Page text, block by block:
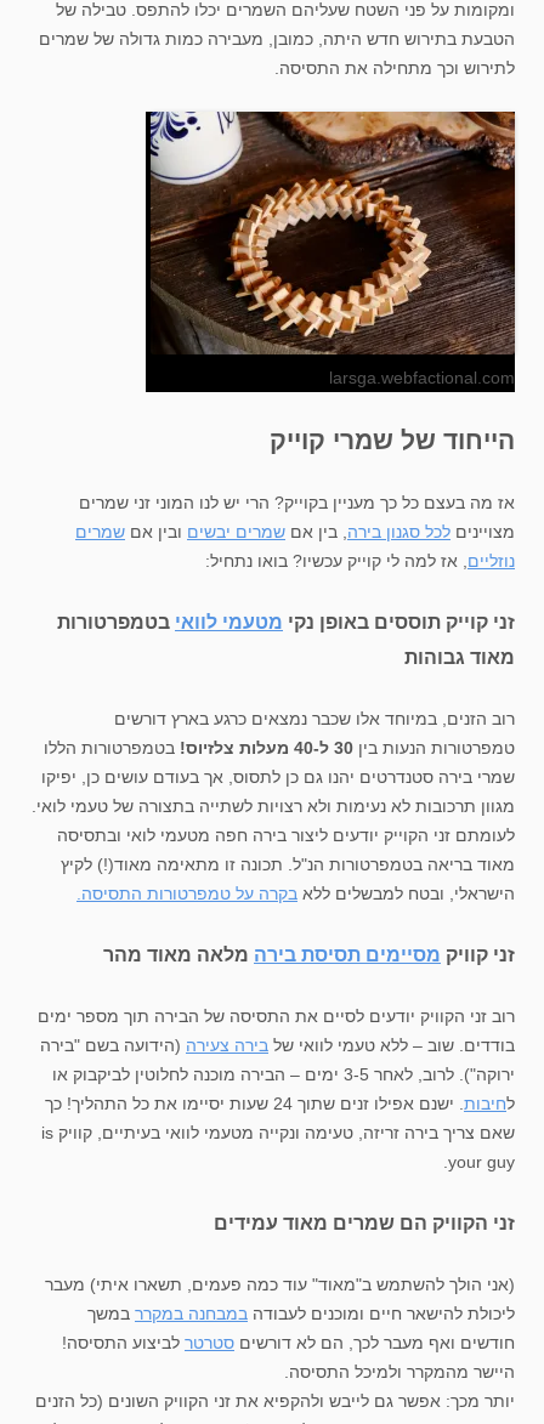
ומקומות על פני השטח שעליהם השמרים יכלו להתפס. טבילה של
הטבעת בתירוש חדש היתה, כמובן, מעבירה כמות גדולה של שמרים
לתירוש וכך מתחילה את התסיסה.
larsga.webfactional.com
הייחוד של שמרי קוייק
אז מה בעצם כל כך מעניין בקוייק? הרי יש לנו המוני זני שמרים
מצויינים לכל סגנון בירה , בין אם שמרים יבשים ובין אם שמרים
נוזליים , אז למה לי קוייק עכשיו? בואו נתחיל:
זני קוייק תוססים באופן נקי מטעמי לוואי בטמפרטורות
מאוד גבוהות
רוב הזנים, במיוחד אלו שכבר נמצאים כרגע בארץ דורשים
טמפרטורות הנעות בין 30 ל-40 מעלות צלזיוס!
בטמפרטורות הללו
שמרי בירה סטנדרטים יהנו גם כן לתסוס, אך בעודם עושים כן, יפיקו
מגוון תרכובות לא נעימות ולא רצויות לשתייה בתצורה של טעמי לואי.
לעומתם זני הקוייק יודעים ליצור בירה חפה מטעמי לואי ובתסיסה
מאוד בריאה בטמפרטורות הנ"ל. תכונה זו מתאימה מאוד(!) לקיץ
הישראלי, ובטח למבשלים ללא בקרה על טמפרטורות התסיסה.
זני קוויק מסיימים תסיסת בירה מלאה מאוד מהר
רוב זני הקוויק יודעים לסיים את התסיסה של הבירה תוך מספר ימים
בודדים. שוב – ללא טעמי לוואי של בירה צעירה (הידועה בשם "בירה
ירוקה"). לרוב, לאחר 3-5 ימים – הבירה מוכנה לחלוטין לביקבוק או
לחיבות
. ישנם אפילו זנים שתוך 24 שעות יסיימו את כל התהליך! כך
שאם צריך בירה זריזה, טעימה ונקייה מטעמי לוואי בעיתיים, קוויק is
your guy.
זני הקוויק הם שמרים מאוד עמידים
(אני הולך להשתמש ב"מאוד" עוד כמה פעמים, תשארו איתי) מעבר
ליכולת להישאר חיים ומוכנים לעבודה במבחנה במקרר במשך
חודשים ואף מעבר לכך, הם לא דורשים סטרטר לביצוע התסיסה!
היישר מהמקרר ולמיכל התסיסה.
יותר מכך: אפשר גם לייבש ולהקפיא את זני הקוויק השונים (כל הזנים